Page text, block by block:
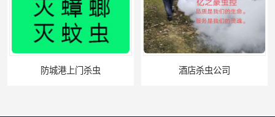
防城港上门杀虫 酒店杀虫公司